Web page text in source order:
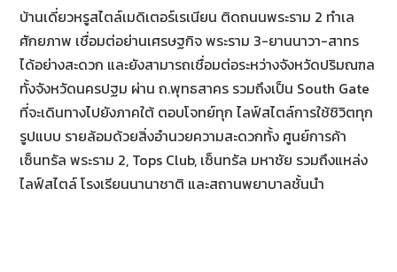
บ้านเดี่ยวหรูสไตล์เมดิเตอร์เรเนียน ติดถนนพระราม 2 ทำเล
ศักยภาพ เชื่อมต่อย่านเศรษฐกิจ พระราม 3-ยานนาวา-สาทร
ได้อย่างสะดวก และยังสามารถเชื่อมต่อระหว่างจังหวัดปริมณฑล
ทั้งจังหวัดนครปฐม ผ่าน ถ.พุทธสาคร รวมถึงเป็น South Gate
ที่จะเดินทางไปยังภาคใต้ ตอบโจทย์ทุก ไลฟ์สไตล์การใช้ชิวิตทุก
รูปแบบ รายล้อมด้วยสิ่งอำนวยความสะดวกทั้ง ศูนย์การค้า
เซ็นทรัล พระราม 2, Tops Club, เซ็นทรัล มหาชัย รวมถึงแหล่ง
ไลฟ์สไตล์ โรงเรียนนานาชาติ และสถานพยาบาลชั้นนำ